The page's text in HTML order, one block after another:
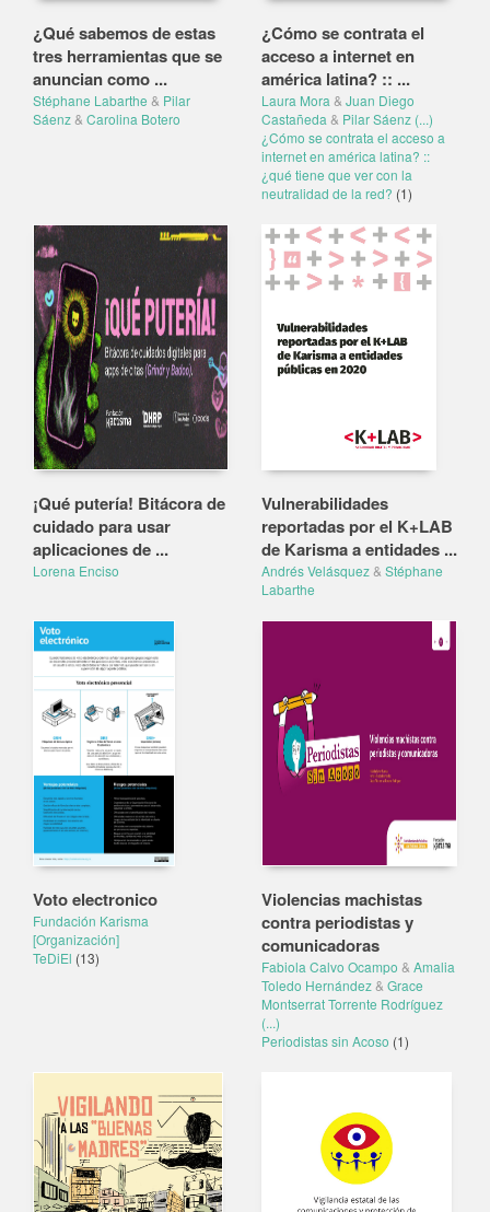
¿Qué sabemos de estas
tres herramientas que se
anuncian como ...
Stéphane Labarthe & Pilar
Sáenz& Carolina Botero
¿Cómo se contrata el
acceso a internet en
américa latina? :: ...
Laura Mora & Juan Diego
Castañeda & Pilar Sáenz (...)
¿Cómo se contrata el acceso a
internet en américa latina? ::
¿qué tiene que ver con la
neutralidad de la red? (1)
¡Qué putería! Bitácora de
cuidado para usar
aplicaciones de ...
Lorena Enciso
Vulnerabilidades
reportadas por el K+LAB
de Karisma a entidades ...
Andrés Velásquez& Stéphane
Labarthe
Voto electronico
Fundación Karisma
[Organización]
TeDiEl (13)
Violencias machistas
contra periodistas y
comunicadoras
Fabiola Calvo Ocampo & Amalia
Toledo Hernández& Grace
Montserrat Torrente Rodríguez
(...)
Periodistas sin Acoso (1)